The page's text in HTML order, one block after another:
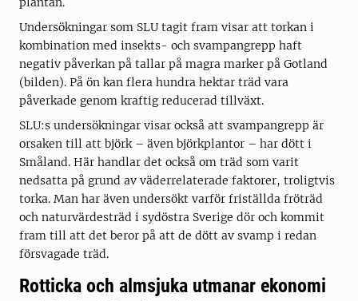
Undersökningar som SLU tagit fram visar att torkan i
kombination med insekts- och svampangrepp haft
negativ påverkan på tallar på magra marker på Gotland
(bilden). På ön kan flera hundra hektar träd vara
påverkade genom kraftig reducerad tillväxt.
SLU:s undersökningar visar också att svampangrepp är
orsaken till att björk – även björkplantor – har dött i
Småland. Här handlar det också om träd som varit
nedsatta på grund av väderrelaterade faktorer, troligtvis
torka. Man har även undersökt varför friställda fröträd
och naturvärdesträd i sydöstra Sverige dör och kommit
fram till att det beror på att de dött av svamp i redan
försvagade träd.
Rotticka och almsjuka utmanar ekonomi